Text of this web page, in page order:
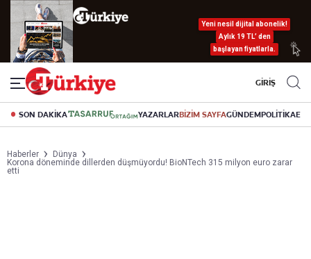
Yeni nesil dijital abonelik!
Aylık 19 TL’ den
başlayan fiyatlarla.
GİRİŞ
SON DAKİKA YAZARLARBİZİM SAYFAGÜNDEMPOLİTİKA
Haberler
Dünya
Korona döneminde dillerden düşmüyordu! BioNTech 315 milyon euro zarar
etti